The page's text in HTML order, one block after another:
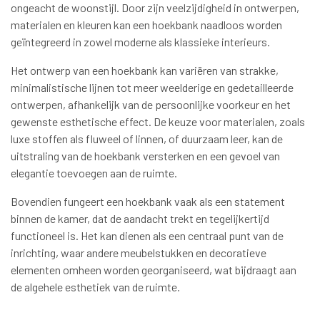
ongeacht de woonstijl. Door zijn veelzijdigheid in ontwerpen,
materialen en kleuren kan een hoekbank naadloos worden
geïntegreerd in zowel moderne als klassieke interieurs.
Het ontwerp van een hoekbank kan variëren van strakke,
minimalistische lijnen tot meer weelderige en gedetailleerde
ontwerpen, afhankelijk van de persoonlijke voorkeur en het
gewenste esthetische effect. De keuze voor materialen, zoals
luxe stoffen als fluweel of linnen, of duurzaam leer, kan de
uitstraling van de hoekbank versterken en een gevoel van
elegantie toevoegen aan de ruimte.
Bovendien fungeert een hoekbank vaak als een statement
binnen de kamer, dat de aandacht trekt en tegelijkertijd
functioneel is. Het kan dienen als een centraal punt van de
inrichting, waar andere meubelstukken en decoratieve
elementen omheen worden georganiseerd, wat bijdraagt aan
de algehele esthetiek van de ruimte.